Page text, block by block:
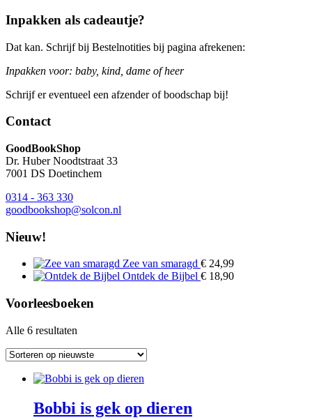
Inpakken als cadeautje?
Dat kan. Schrijf bij Bestelnotities bij pagina afrekenen:
Inpakken voor: baby, kind, dame of heer
Schrijf er eventueel een afzender of boodschap bij!
Contact
GoodBookShop
Dr. Huber Noodtstraat 33
7001 DS Doetinchem
0314 - 363 330
goodbookshop@solcon.nl
Nieuw!
Zee van smaragd € 24,99
Ontdek de Bijbel € 18,90
Voorleesboeken
Alle 6 resultaten
Bobbi is gek op dieren